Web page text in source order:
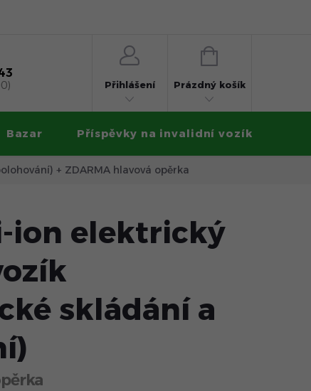
Přihlášení
NÁKUPNÍ
KOŠÍK
Prázdný košík
Bazar Příspěvky na invalidní vozík
+ ZDARMA hlavová opěrka
ion elektrický
skládání a